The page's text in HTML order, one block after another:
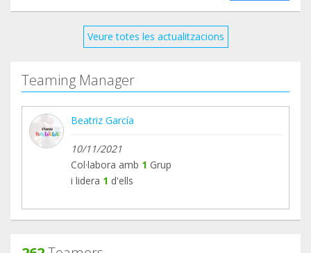
Veure totes les actualitzacions
Teaming Manager
Beatriz García
10/11/2021
Col·labora amb 1 Grup
i lidera 1 d'ells